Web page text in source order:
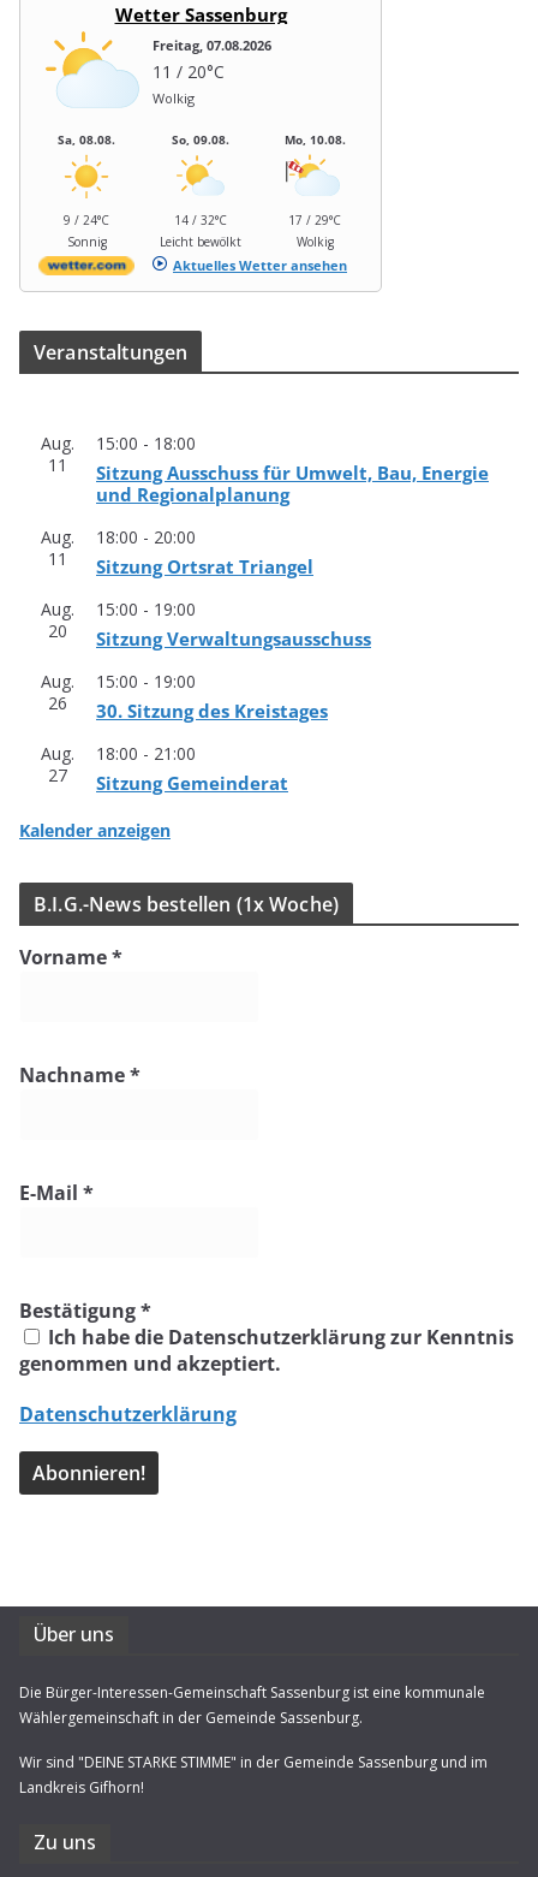
Wetter Sassenburg
Freitag, 07.08.2026
11 / 20°C
Wolkig
Sa, 08.08.
9 / 24°C
Sonnig
So, 09.08.
14 / 32°C
Leicht bewölkt
Mo, 10.08.
17 / 29°C
Wolkig
Aktuelles Wetter ansehen
Ver­an­stal­tun­gen
Aug.
11
15:00 - 18:00
Sit­zung Aus­schuss für Umwelt, Bau, Ener­gie
und Regionalplanung
Aug.
11
18:00 - 20:00
Sit­zung Orts­rat Triangel
Aug.
20
15:00 - 19:00
Sit­zung Verwaltungsausschuss
Aug.
26
15:00 - 19:00
30. Sit­zung des Kreistages
Aug.
27
18:00 - 21:00
Sit­zung Gemeinderat
Kalender anzeigen
B.I.G.-News bestel­len (1x Woche)
Vorname*
Nachname*
E-Mail *
Bestätigung*
Ich habe die Datenschutzerklärung zur Kenntnis
genommen und akzeptiert.
Datenschutzerklärung
Über uns
Die Bürger-Interessen-Gemeinschaft Sassenburg ist eine kommunale
Wählergemeinschaft in der Gemeinde Sassenburg.
Wir sind "DEINE STARKE STIMME" in der Gemeinde Sassenburg und im
Landkreis Gifhorn!
Zu uns